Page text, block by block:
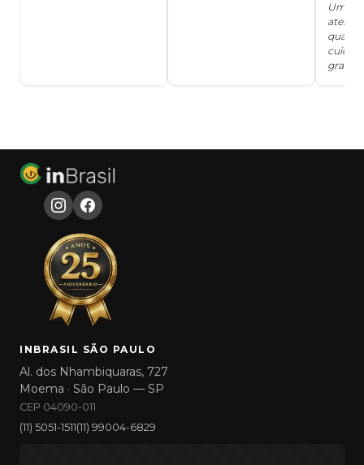
Um
grata!!!
INBRASIL SÃO PAULO
Al. dos Nhambiquaras, 727
Moema · São Paulo — SP
CEP 04090-011
(11) 5051-1511(11) 99004-6829